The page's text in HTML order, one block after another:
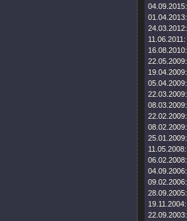
04.09.2015:
01.04.2013:
24.03.2012:
11.06.2011:
16.08.2010:
22.05.2009:
19.04.2009:
05.04.2009:
22.03.2009:
08.03.2009:
22.02.2009:
08.02.2009:
25.01.2009:
11.05.2008:
06.02.2008:
04.09.2006:
09.02.2006:
28.09.2005:
19.11.2004:
22.09.2003: